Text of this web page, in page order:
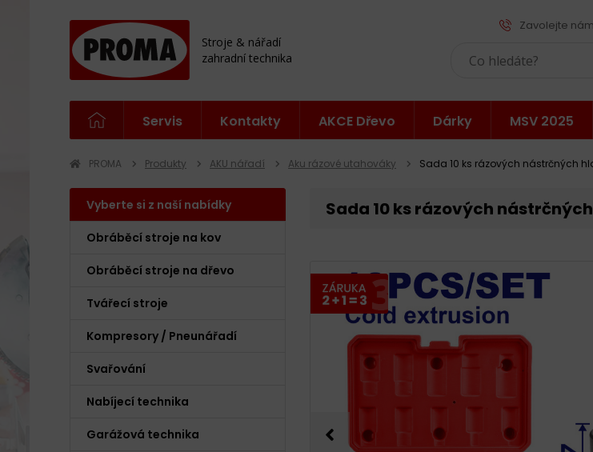
Stroje & nářadí
zahradní technika
Zavolejte
Servis Kontakty AKCE Dřevo Dárky MSV 2025
PROMA Produkty AKU nářadí Aku rázové utahováky Sada 10 ks rázových nástrčných
Vyberte si z naší nabídky
Obráběcí stroje na kov
Obráběcí stroje na dřevo
Tvářecí stroje
Kompresory / Pneunářadí
Svařování
Nabíjecí technika
Garážová technika
Sada 10 ks rázových